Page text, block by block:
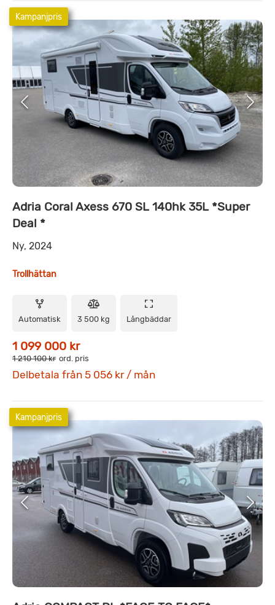
Kampanjpris
Adria Coral Axess 670 SL 140hk 35L *Super
Deal *
Ny, 2024
Trollhättan
Automatisk 3 500 kg Långbäddar
1 099 000 kr
1 210 100 kr ord. pris
Delbetala från 5 056 kr / mån
Kampanjpris